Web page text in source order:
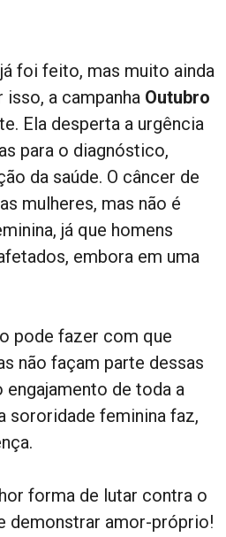
foi feito, mas muito ainda
a campanha Outubro
Ela desperta a urgência
para o diagnóstico,
da saúde. O câncer de
mulheres, mas não é
já que homens
embora em uma
pode fazer com que
não façam parte dessas
de toda a
sororidade feminina faz,
forma de lutar contra o
demonstrar amor-próprio!